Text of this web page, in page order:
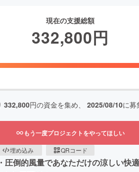
現在の支援総額
332,800円
332,800円の資金を集め、 2025/08/10に募
もう一度プロジェクトをやってほしい
埋め込み QRコード
倒的風量であなただけの涼しい